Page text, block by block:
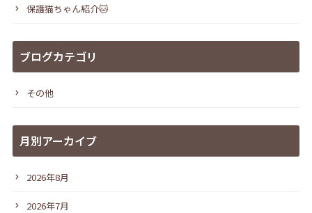
保護猫ちゃん紹介🐱
ブログカテゴリ
その他
月別アーカイブ
2026年8月
2026年7月